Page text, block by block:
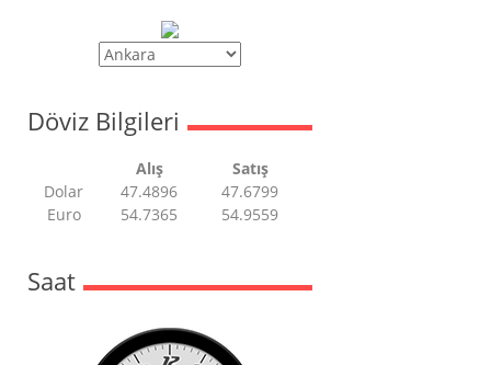
Döviz Bilgileri
Alış
Satış
Dolar
47.4896
47.6799
Euro
54.7365 54.9559
Saat